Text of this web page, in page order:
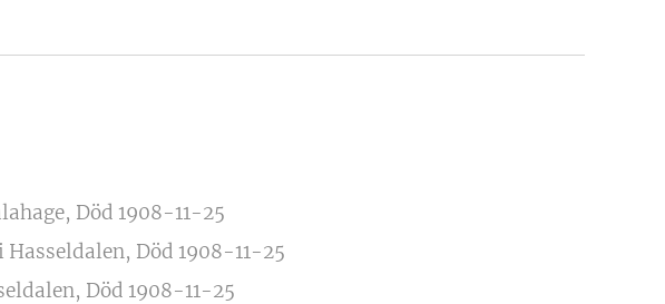
Död 1908-11-25
Död 1908-11-25
Död 1908-11-25